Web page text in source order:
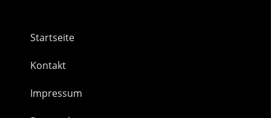
Startseite
Kontakt
Impressum